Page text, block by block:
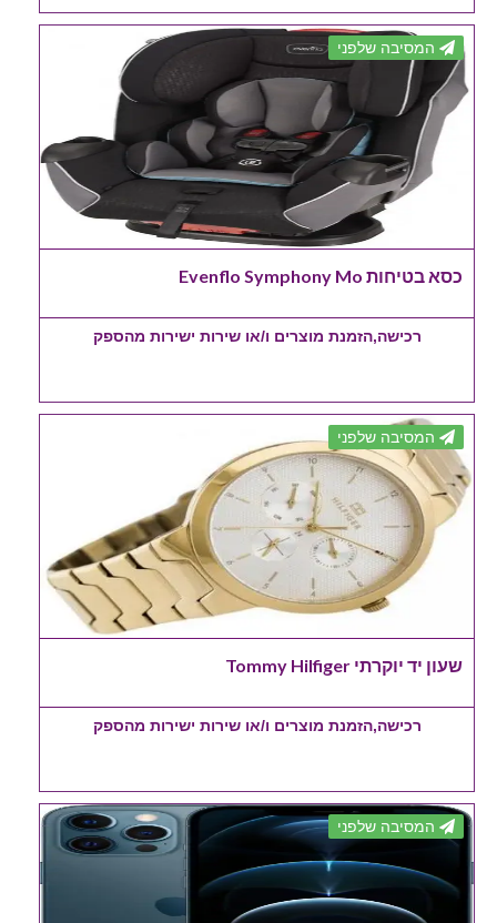
המסיבה שלפני
כסא בטיחות Evenflo Symphony Mo
רכישה,הזמנת מוצרים ו/או שירות ישירות מהספק
המסיבה שלפני
שעון יד יוקרתי Tommy Hilfiger
רכישה,הזמנת מוצרים ו/או שירות ישירות מהספק
המסיבה שלפני